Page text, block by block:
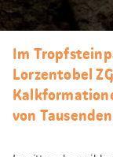
Im
Lorzentobel
von